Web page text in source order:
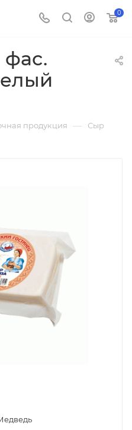
0
продукция — Сыр